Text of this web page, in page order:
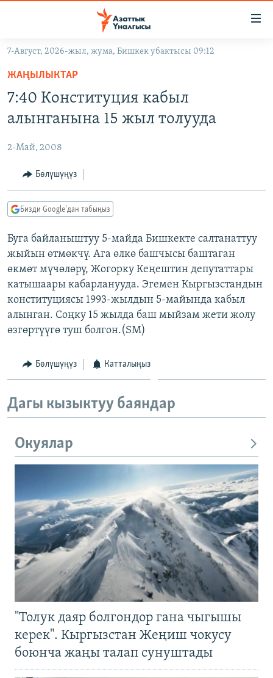
Навигацияга
өтүңүз
салыңыз
ЭКОНОМИКА
МАДАНИЯТ
БОРБОР АЗИЯ
АТАЙЫН ИЛИКТӨӨ
ТВ ПРОГРАММАЛАР
ЭКСПЕРТТЕР ТАЛДАЙТ
БИЗ ЖАНА ДҮЙНӨ
ЭЖЕ-СИҢДИЛЕР
АЗАТТЫК+
ЫҢГАЙСЫЗ СУРООЛОР
ӨЗГӨЧӨ ПИКИР
Русский
ОНЛАЙН ШЕРИНЕ
ЭЕ/АРнун бардык сайттары
7-Август, 2026-жыл, жума, Бишкек убактысы 09:12
ЖАҢЫЛЫКТАР
7:40 Конституция кабыл
алынганына 15 жыл толууда
2-Май, 2008
Бөлүшүңүз
Бизди Google'дан табыңыз
Буга байланыштуу 5-майда Бишкекте салтанаттуу
жыйын өтмөкчү. Ага өлкө башчысы баштаган
өкмөт мүчөлөрү, Жогорку Кеңештин депутаттары
катышаары кабарланууда. Эгемен Кыргызстандын
конституциясы 1993-жылдын 5-майында кабыл
алынган. Соңку 15 жылда баш мыйзам жети жолу
өзгөртүүгө туш болгон.(SM)
Бөлүшүңүз Катталыңыз
Дагы кызыктуу баяндар
Окуялар
"Толук даяр болгондор гана чыгышы
керек". Кыргызстан Жеңиш чокусу
боюнча жаңы талап сунуштады